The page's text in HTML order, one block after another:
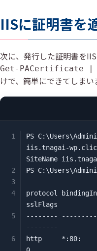
IISに証明書を
次に、発行した証明書を
Get-PACertificate
けで、簡単にできてしまい
PS
iis.tnagai-
SiteName
PS
protocol
sslFlags
--------
--------
http     *:80: